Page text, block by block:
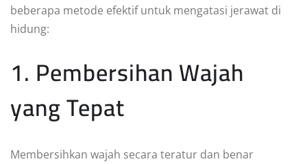
beberapa metode efektif untuk mengatasi jerawat di
hidung:
1. Pembersihan Wajah
yang Tepat
Membersihkan wajah secara teratur dan benar